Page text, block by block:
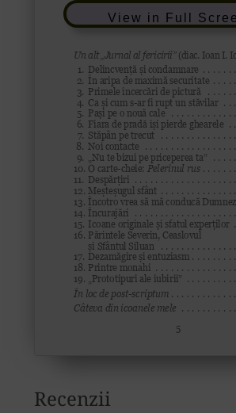
View in Full
Recenzii